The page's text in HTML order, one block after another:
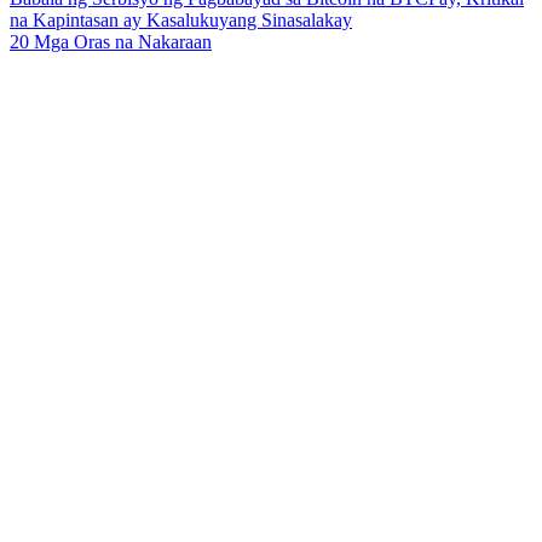
na Kapintasan ay Kasalukuyang Sinasalakay
20 Mga Oras na Nakaraan